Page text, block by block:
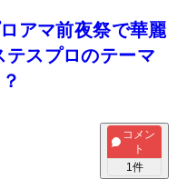
アマ前夜祭で華麗
スプロのテーマ
コメン
ト
1件